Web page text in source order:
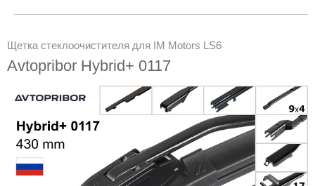
Щетка стеклоочистителя для IM Motors LS6
Avtopribor Hybrid+ 0117